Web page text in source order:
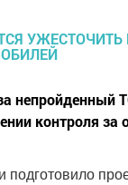
непройденный
контроля за
подготовило